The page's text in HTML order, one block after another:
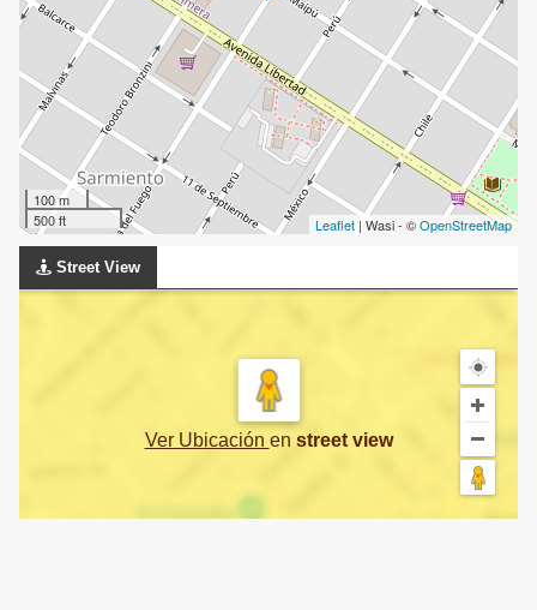
100 m
500 ft
Leaflet | Wasi - ©OpenStreetMap
Street View
Ver Ubicación en street view